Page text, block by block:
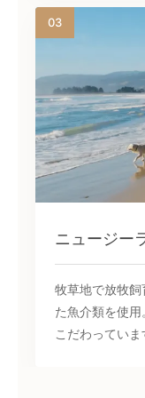
03
ニュージー
牧草地で放牧
た魚介類を使
こだわっていま